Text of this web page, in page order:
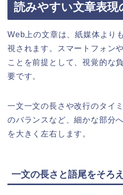
読みやすい文章表現
Web上の文章は、紙媒体より
視されます。スマートフォン
ことを前提として、視覚的な
要です。
一文一文の長さや改行のタイ
のバランスなど、細かな部分
を大きく左右します。
一文の長さと語尾をそろ